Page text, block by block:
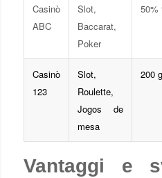
Casinò
ABC
Slot,
Baccarat,
Poker
50%
Casinò
123
Slot,
Roulette,
Jogos de
mesa
200
Vantaggi e